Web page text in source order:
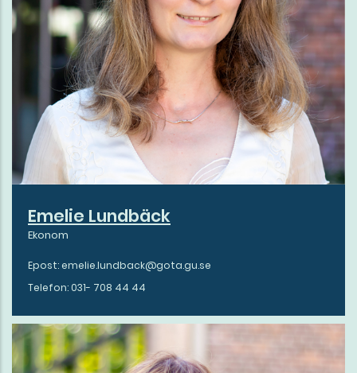
Emelie Lundbäck
Ekonom
Epost: emelie.lundback@gota.gu.se
Telefon: 031- 708 44 44